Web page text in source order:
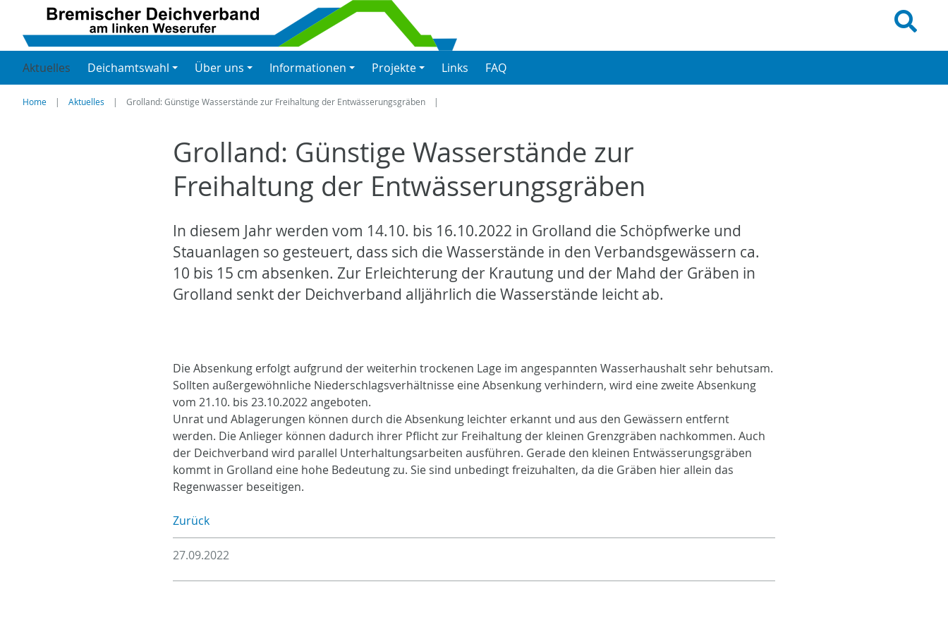
Aktuelles Deichamtswahl Über uns Informationen Projekte Links FAQ
Home Aktuelles Grolland: Günstige Wasserstände zur Freihaltung der Entwässerungsgräben
Grolland: Günstige Wasserstände zur
Freihaltung der Entwässerungsgräben
In diesem Jahr werden vom 14.10. bis 16.10.2022 in Grolland die Schöpfwerke und
Stauanlagen so gesteuert, dass sich die Wasserstände in den Verbandsgewässern ca.
10 bis 15 cm absenken. Zur Erleichterung der Krautung und der Mahd der Gräben in
Grolland senkt der Deichverband alljährlich die Wasserstände leicht ab.
Die Absenkung erfolgt aufgrund der weiterhin trockenen Lage im angespannten Wasserhaushalt sehr behutsam.
Sollten außergewöhnliche Niederschlagsverhältnisse eine Absenkung verhindern, wird eine zweite Absenkung
vom 21.10. bis 23.10.2022 angeboten.
Unrat und Ablagerungen können durch die Absenkung leichter erkannt und aus den Gewässern entfernt
werden. Die Anlieger können dadurch ihrer Pflicht zur Freihaltung der kleinen Grenzgräben nachkommen. Auch
der Deichverband wird parallel Unterhaltungsarbeiten ausführen. Gerade den kleinen Entwässerungsgräben
kommt in Grolland eine hohe Bedeutung zu. Sie sind unbedingt freizuhalten, da die Gräben hier allein das
Regenwasser beseitigen.
Zurück
27.09.2022